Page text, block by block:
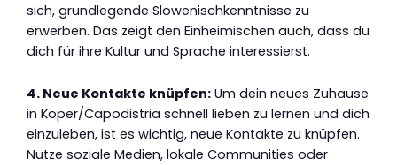
sich, grundlegende Slowenischkenntnisse zu
erwerben. Das zeigt den Einheimischen auch, dass du
dich für ihre Kultur und Sprache interessierst.
4. Neue Kontakte knüpfen: Um dein neues Zuhause
in Koper/Capodistria schnell lieben zu lernen und dich
einzuleben, ist es wichtig, neue Kontakte zu knüpfen.
Nutze soziale Medien, lokale Communities oder